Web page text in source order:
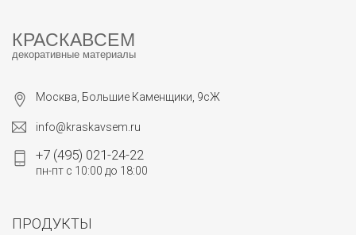
КРАСКАВСЕМ
декоративные материалы
Москва, Большие Каменщики, 9сЖ
info@kraskavsem.ru
+7 (495) 021-24-22
пн-пт с 10:00 до 18:00
ПРОДУКТЫ